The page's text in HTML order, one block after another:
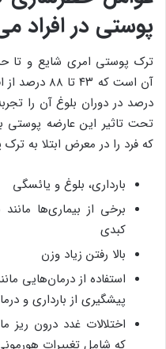
پوستی در افراد
ترک پوستی امری شایع و تا
تحت تاثیر این عارضه
که فرد را در معرض ابتلا به
بارداری، بلوغ و یائسگی
برخی از بیماری‌ها
کبدی
بالا رفتن زیاد وزن
استفاده از درمان‌هایی
پیشگیری از بارداری و
اختلالات غدد درون ریز